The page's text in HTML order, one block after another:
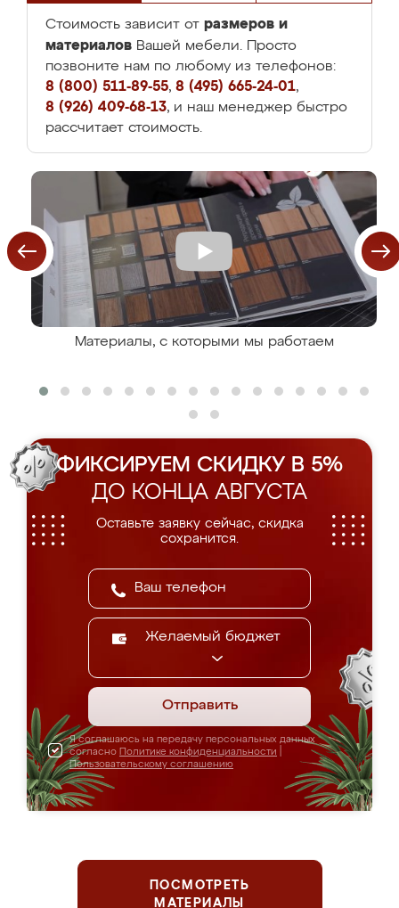
Стоимость зависит от размеров и
материалов Вашей мебели. Просто
позвоните нам по любому из телефонов:
8 (800) 511-89-55, 8 (495) 665-24-01,
8 (926) 409-68-13, и наш менеджер быстро
рассчитает стоимость.
Материалы, с которыми мы работаем
ФИКСИРУЕМ СКИДКУ В 5%
ДО КОНЦА АВГУСТА
Оставьте заявку сейчас, скидка
сохранится.
Желаемый бюджет
Отправить
Я соглашаюсь на передачу персональных данных
согласно Политике конфиденциальности
Пользовательскому соглашению
ПОСМОТРЕТЬ
МАТЕРИАЛЫ